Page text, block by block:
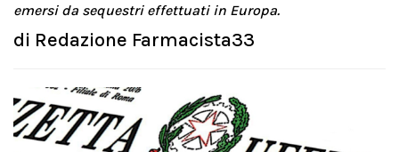
emersi da sequestri effettuati in Europa.
di Redazione Farmacista33